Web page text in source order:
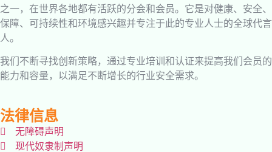
之一，在世界各地都有活跃的分会和会员。它是对健康、安全、
保障、可持续性和环境感兴趣并专注于此的专业人士的全球代言
人。
我们不断寻找创新策略，通过专业培训和认证来提高我们会员的
能力和容量，以满足不断增长的行业安全需求。
法律信息
无障碍声明
现代奴隶制声明